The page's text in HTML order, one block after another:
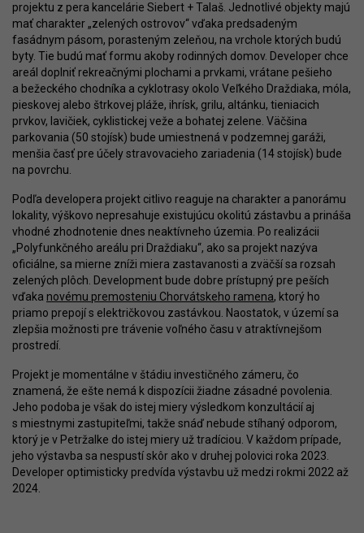
projektu z pera kancelárie Siebert + Talaš. Jednotlivé objekty majú
mať charakter „zelených ostrovov“ vďaka predsadeným
fasádnym pásom, porasteným zeleňou, na vrchole ktorých budú
byty. Tie budú mať formu akoby rodinných domov. Developer chce
areál doplniť rekreačnými plochami a prvkami, vrátane pešieho
a bežeckého chodníka a cyklotrasy okolo Veľkého Draždiaka, móla,
pieskovej alebo štrkovej pláže, ihrísk, grilu, altánku, tieniacich
prvkov, lavičiek, cyklistickej veže a bohatej zelene. Väčšina
parkovania (50 stojísk) bude umiestnená v podzemnej garáži,
menšia časť pre účely stravovacieho zariadenia (14 stojísk) bude
na povrchu.
Podľa developera projekt citlivo reaguje na charakter a panorámu
lokality, výškovo nepresahuje existujúcu okolitú zástavbu a prináša
vhodné zhodnotenie dnes neaktívneho územia. Po realizácii
„Polyfunkčného areálu pri Draždiaku“, ako sa projekt nazýva
oficiálne, sa mierne zníži miera zastavanosti a zväčší sa rozsah
zelených plôch. Development bude dobre prístupný pre peších
vďaka novému premosteniu Chorvátskeho ramena, ktorý ho
priamo prepojí s električkovou zastávkou. Naostatok, v území sa
zlepšia možnosti pre trávenie voľného času v atraktívnejšom
prostredí.
Projekt je momentálne v štádiu investičného zámeru, čo
znamená, že ešte nemá k dispozícii žiadne zásadné povolenia.
Jeho podoba je však do istej miery výsledkom konzultácií aj
s miestnymi zastupiteľmi, takže snáď nebude stíhaný odporom,
ktorý je v Petržalke do istej miery už tradíciou. V každom prípade,
jeho výstavba sa nespustí skôr ako v druhej polovici roka 2023.
Developer optimisticky predvída výstavbu už medzi rokmi 2022 až
2024.